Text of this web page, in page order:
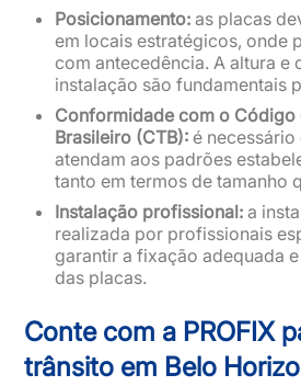
Posicionamento: as placas
em locais estratégicos, onde
com antecedência. A altura e
instalação são fundamentais
Conformidade com o Código
Brasileiro (CTB): é necessário
atendam aos padrões
tanto em termos de tamanho
Instalação profissional: a
realizada por profissionais
garantir a fixação adequada
das placas.
Conte com a PROFIX
trânsito em Belo